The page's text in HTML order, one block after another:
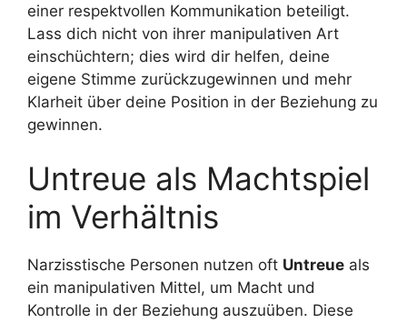
einer respektvollen Kommunikation beteiligt.
Lass dich nicht von ihrer manipulativen Art
einschüchtern; dies wird dir helfen, deine
eigene Stimme zurückzugewinnen und mehr
Klarheit über deine Position in der Beziehung zu
gewinnen.
Untreue als Machtspiel
im Verhältnis
Narzisstische Personen nutzen oft Untreue als
ein manipulativen Mittel, um Macht und
Kontrolle in der Beziehung auszuüben. Diese